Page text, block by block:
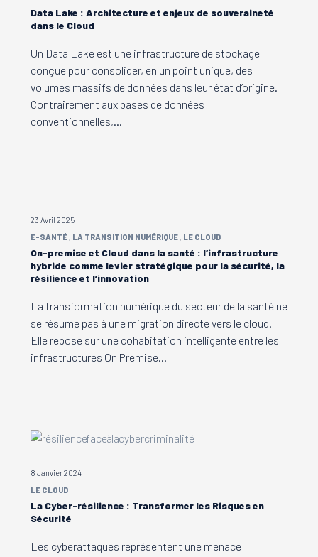
Data Lake : Architecture et enjeux de souveraineté
dans le Cloud
Un Data Lake est une infrastructure de stockage
conçue pour consolider, en un point unique, des
volumes massifs de données dans leur état d’origine.
Contrairement aux bases de données
conventionnelles,…
23 Avril 2025
E-SANTÉ
LA TRANSITION NUMÉRIQUE LE CLOUD
On-premise et Cloud dans la santé : l’infrastructure
hybride comme levier stratégique pour la sécurité, la
résilience et l’innovation
La transformation numérique du secteur de la santé ne
se résume pas à une migration directe vers le cloud.
Elle repose sur une cohabitation intelligente entre les
infrastructures On Premise…
8 Janvier 2024
LE CLOUD
La Cyber-résilience : Transformer les Risques en
Sécurité
Les cyberattaques représentent une menace